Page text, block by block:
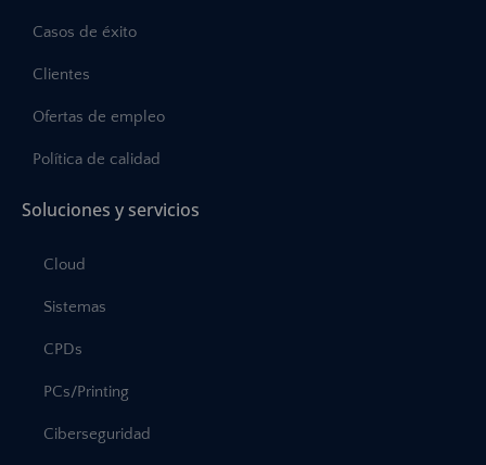
Casos de éxito
Clientes
Ofertas de empleo
Política de calidad
Soluciones y servicios
Cloud
Sistemas
CPDs
PCs/Printing
Ciberseguridad